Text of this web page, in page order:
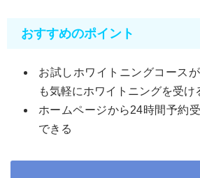
おすすめのポイント
お試しホワイトニングコース
も気軽にホワイトニングを受け
ホームページから24時間予約
できる